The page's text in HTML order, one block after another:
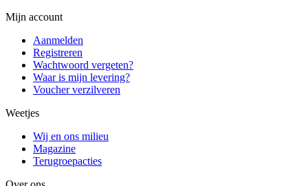
Mijn account
Aanmelden
Registreren
Wachtwoord vergeten?
Waar is mijn levering?
Voucher verzilveren
Weetjes
Wij en ons milieu
Magazine
Terugroepacties